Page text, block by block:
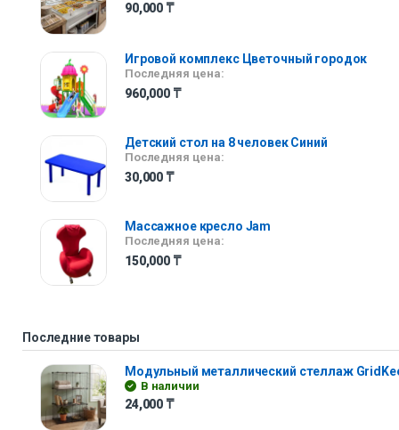
90,000 ₸
Игровой комплекс Цветочный городок
Последняя цена:
960,000 ₸
Детский стол на 8 человек Синий
Последняя цена:
30,000 ₸
Массажное кресло Jam
Последняя цена:
150,000 ₸
Последние товары
Модульный металлический стеллаж
В наличии
24,000 ₸